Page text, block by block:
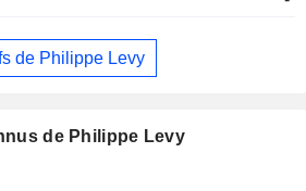
de Philippe Levy
de Philippe Levy